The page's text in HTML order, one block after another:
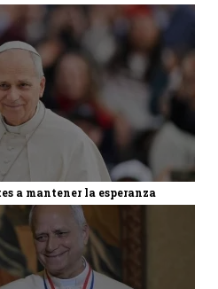
a mantener la esperanza